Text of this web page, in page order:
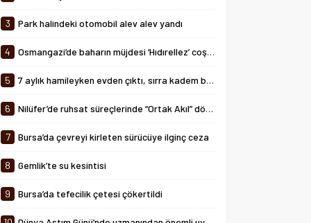
arasında...
3 Park halindeki otomobil alev alev yandı
4 Osmangazi’de baharın müjdesi ‘Hıdırellez’ coşkuyla kutlandı
5 7 aylık hamileyken evden çıktı, sırra kadem bastı
6 Nilüfer’de ruhsat süreçlerinde “Ortak Akıl” dönemi
7 Bursa’da çevreyi kirleten sürücüye ilginç ceza
8 Gemlik’te su kesintisi
9 Bursa’da tefecilik çetesi çökertildi